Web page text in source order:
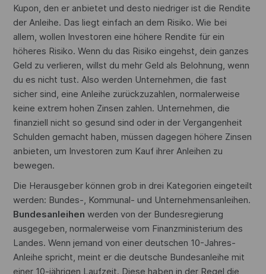
Kupon, den er anbietet und desto niedriger ist die Rendite
der Anleihe. Das liegt einfach an dem Risiko. Wie bei
allem, wollen Investoren eine höhere Rendite für ein
höheres Risiko. Wenn du das Risiko eingehst, dein ganzes
Geld zu verlieren, willst du mehr Geld als Belohnung, wenn
du es nicht tust. Also werden Unternehmen, die fast
sicher sind, eine Anleihe zurückzuzahlen, normalerweise
keine extrem hohen Zinsen zahlen. Unternehmen, die
finanziell nicht so gesund sind oder in der Vergangenheit
Schulden gemacht haben, müssen dagegen höhere Zinsen
anbieten, um Investoren zum Kauf ihrer Anleihen zu
bewegen.
Die Herausgeber können grob in drei Kategorien eingeteilt
werden: Bundes-, Kommunal- und Unternehmensanleihen.
Bundesanleihenwerden von der Bundesregierung
ausgegeben, normalerweise vom Finanzministerium des
Landes. Wenn jemand von einer deutschen 10-Jahres-
Anleihe spricht, meint er die deutsche Bundesanleihe mit
einer 10-jährigen Laufzeit. Diese haben in der Regel die